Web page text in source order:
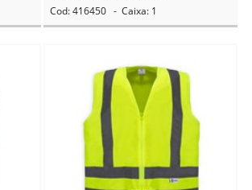
Cod: 416450 - Caixa: 1